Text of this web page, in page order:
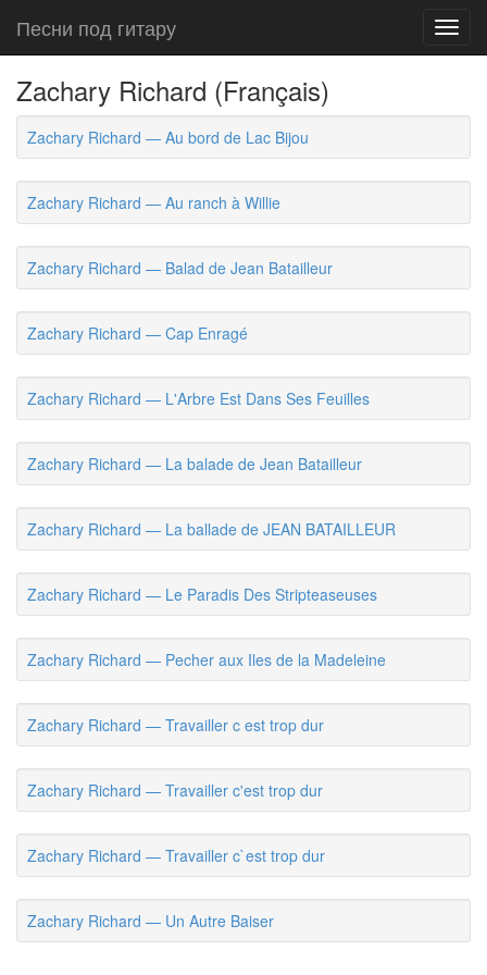
Песни под гитару
Zachary Richard (Français)
Zachary Richard — Au bord de Lac Bijou
Zachary Richard — Au ranch à Willie
Zachary Richard — Balad de Jean Batailleur
Zachary Richard — Cap Enragé
Zachary Richard — L'Arbre Est Dans Ses Feuilles
Zachary Richard — La balade de Jean Batailleur
Zachary Richard — La ballade de JEAN BATAILLEUR
Zachary Richard — Le Paradis Des Stripteaseuses
Zachary Richard — Pecher aux Iles de la Madeleine
Zachary Richard — Travailler c est trop dur
Zachary Richard — Travailler c'est trop dur
Zachary Richard — Travailler c`est trop dur
Zachary Richard — Un Autre Baiser